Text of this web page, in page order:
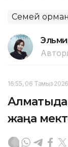
Семей
16:55, 06 Тамыз 2026
Алматыда
жаңа